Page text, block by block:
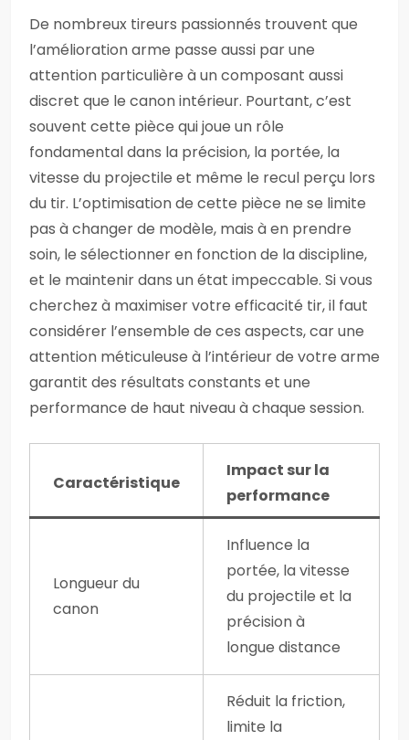
De nombreux tireurs passionnés trouvent que
l’amélioration arme passe aussi par une
attention particulière à un composant aussi
discret que le canon intérieur. Pourtant, c’est
souvent cette pièce qui joue un rôle
fondamental dans la précision, la portée, la
vitesse du projectile et même le recul perçu lors
du tir. L’optimisation de cette pièce ne se limite
pas à changer de modèle, mais à en prendre
soin, le sélectionner en fonction de la discipline,
et le maintenir dans un état impeccable. Si vous
cherchez à maximiser votre efficacité tir, il faut
considérer l’ensemble de ces aspects, car une
attention méticuleuse à l’intérieur de votre arme
garantit des résultats constants et une
performance de haut niveau à chaque session.
Caractéristique
Impact sur la
performance
Longueur du
canon
Influence la
portée, la vitesse
du projectile et la
précision à
longue distance
Réduit la friction,
limite la